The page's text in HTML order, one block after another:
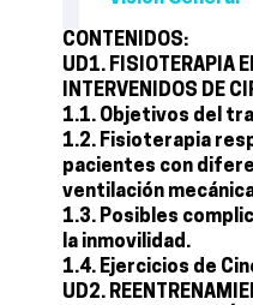
CONTENIDOS:
UD1. FISIOTERAPIA
INTERVENIDOS DE
1.1. Objetivos del
1.2. Fisioterapia
pacientes con
ventilación
1.3. Posibles
la inmovilidad.
1.4. Ejercicios de
UD2.